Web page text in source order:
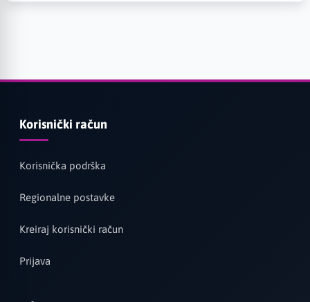
Korisnički račun
Korisnička podrška
Regionalne postavke
Kreiraj korisnički račun
Prijava